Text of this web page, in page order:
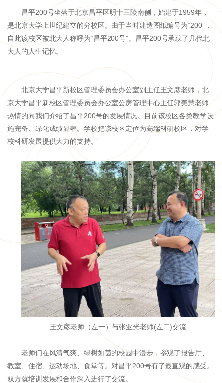
昌平200号坐落于北京昌平区明十三陵南侧，始建于1959年，
是北京大学上世纪建立的分校区。由于当时建造图纸编号为“200”，
自此该校区被北大人称呼为“昌平200号”。昌平200号承载了几代北
大人的人生记忆。
北京大学昌平新校区管理委员会办公室副主任王文彦老师，北
京大学昌平新校区管理委员会办公室公房管理中心主任郭美慧老师
热情的向我们介绍了昌平200号的发展情况。目前该校区各类教学设
施完备、绿化成绩显著。学校把该校区定位为高端科研校区，对学
校科研发展提供大力的支持。
王文彦老师（左一）与张亚光老师(左二)交流
老师们在风清气爽、绿树如茵的校园中漫步，参观了报告厅、
教室、住宿、运动场地、食堂等。对昌平200号有了最直观的感受。
双方就培训发展和合作深入进行了交流。